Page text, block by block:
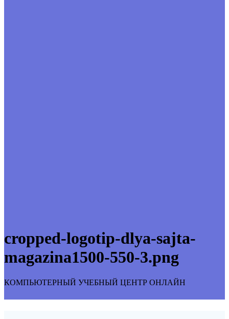
cropped-logotip-dlya-sajta-
magazina1500-550-3.png
КОМПЬЮТЕРНЫЙ УЧЕБНЫЙ ЦЕНТР ОНЛАЙН